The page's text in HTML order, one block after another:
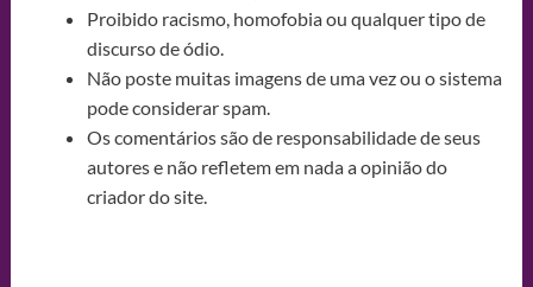
Proibido racismo, homofobia ou qualquer tipo de
discurso de ódio.
Não poste muitas imagens de uma vez ou o sistema
pode considerar spam.
Os comentários são de responsabilidade de seus
autores e não refletem em nada a opinião do
criador do site.